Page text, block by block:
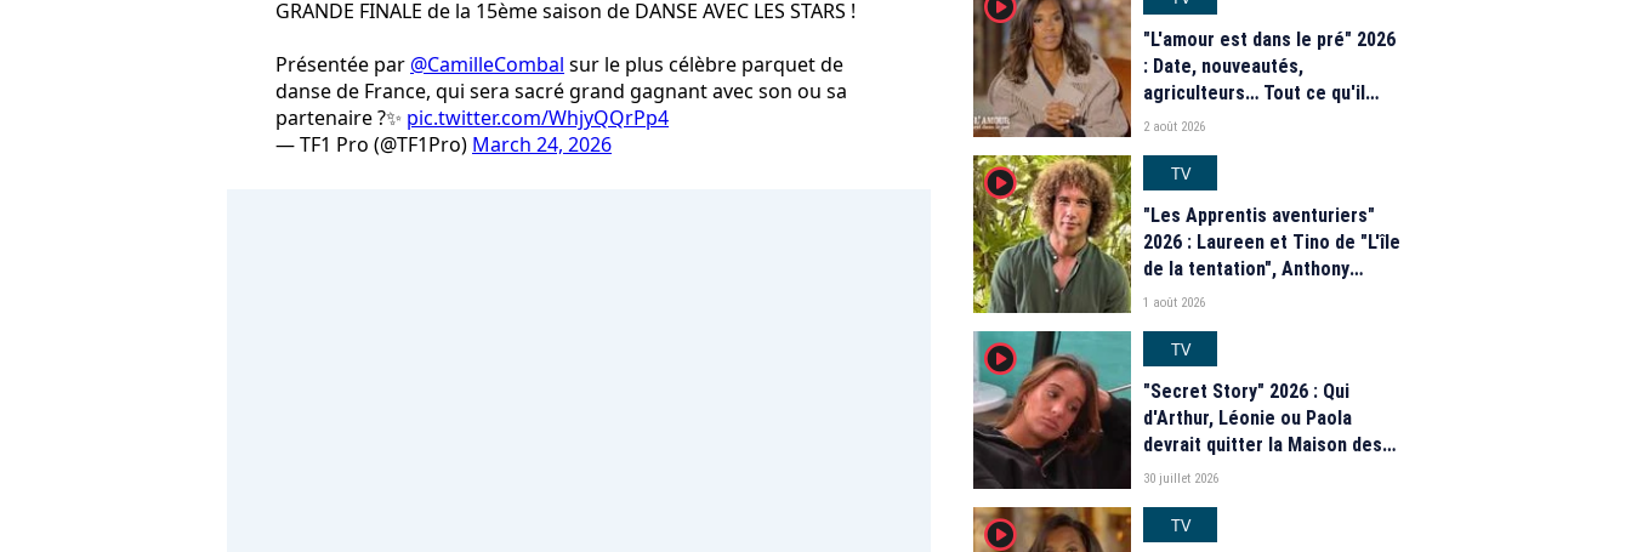
GRANDE FINALE de la 15ème saison de DANSE AVEC LES STARS !
Présentée par @CamilleCombal sur le plus célèbre parquet de
danse de France, qui sera sacré grand gagnant avec son ou sa
partenaire ?✨ pic.twitter.com/WhjyQQrPp4
— TF1 Pro (@TF1Pro) March 24, 2026
"L'amour est dans le pré" 2026
: Date, nouveautés,
agriculteurs… Tout ce qu'il
faut savoir sur la saison 21 du
2 août 2026
player2
TV
"Les Apprentis aventuriers"
2026 : Laureen et Tino de "L'île
de la tentation", Anthony
Matéo, Jade Leboeuf... Le
de la télé-réalité de W9
1 août 2026
player2
TV
"Secret Story" 2026 : Qui
d'Arthur, Léonie ou Paola
devrait quitter la Maison des
secrets ce soir ? Les
30 juillet 2026
player2
TV